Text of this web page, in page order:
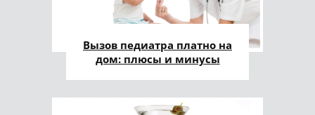
Вызов педиатра платно на
дом: плюсы и минусы